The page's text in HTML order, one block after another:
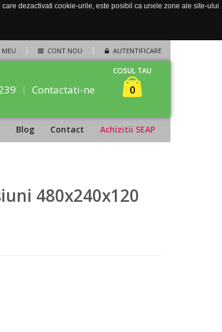
dezactivati cookie-urile, este posibil ca unele zone ale site-ului
CONT NOU AUTENTIFICARE
Contactati-ne
COSUL TAU
0
Blog Contact Achizitii SEAP
480x240x120